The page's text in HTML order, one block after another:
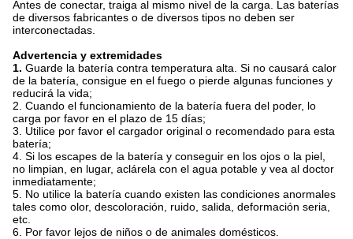
Antes de conectar, traiga al mismo nivel de la carga. Las baterías
de diversos fabricantes o de diversos tipos no deben ser
interconectadas.
Advertencia y extremidades
1. Guarde la batería contra temperatura alta. Si no causará calor
de la batería, consigue en el fuego o pierde algunas funciones y
reducirá la vida;
2. Cuando el funcionamiento de la batería fuera del poder, lo
carga por favor en el plazo de 15 días;
3. Utilice por favor el cargador original o recomendado para esta
batería;
4. Si los escapes de la batería y conseguir en los ojos o la piel,
no limpian, en lugar, aclárela con el agua potable y vea al doctor
inmediatamente;
5. No utilice la batería cuando existen las condiciones anormales
tales como olor, descoloración, ruido, salida, deformación seria,
etc.
6. Por favor lejos de niños o de animales domésticos.